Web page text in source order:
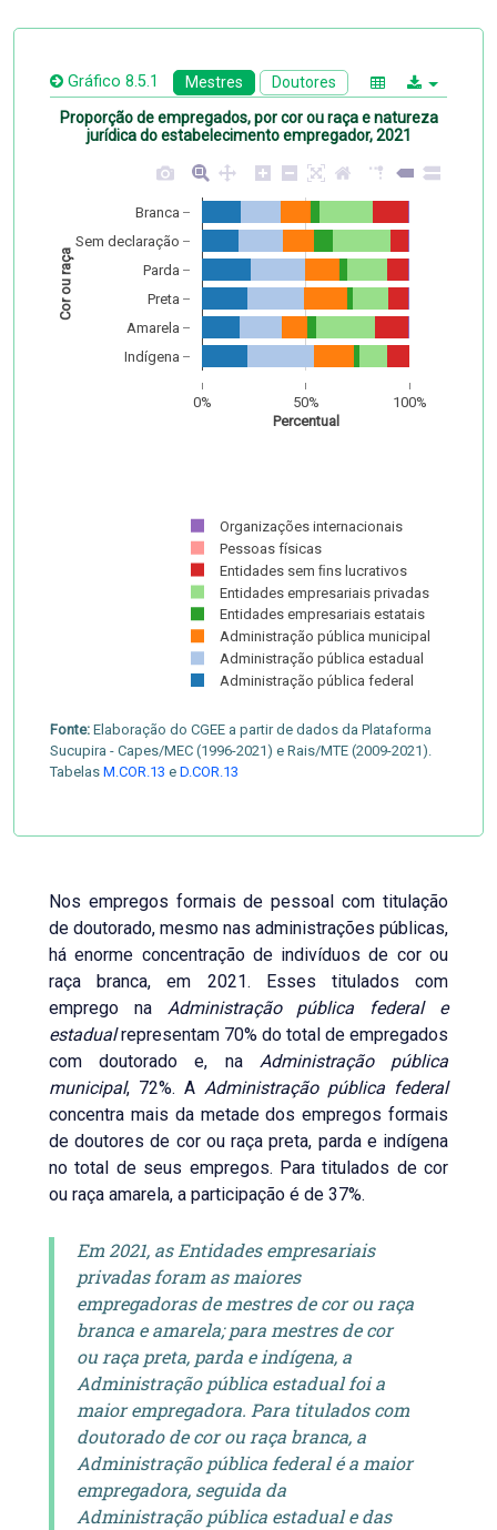
Gráfico 8.5.1 Mestres Doutores
Proporção de empregados, por cor ou raça e natureza
jurídica do estabelecimento empregador, 2021
0% 50% 100%
Indígena
Amarela
Preta
Parda
Sem declaração
Branca
Organizações internacionais
Pessoas físicas
Entidades sem ﬁns lucrativos
Entidades empresariais privadas
Entidades empresariais estatais
Administração pública municipal
Administração pública estadual
Administração pública federal
Percentual
Cor ou raça
Fonte: Elaboração do CGEE a partir de dados da Plataforma
Sucupira - Capes/MEC (1996-2021) e Rais/MTE (2009-2021).
Tabelas M.COR.13 e D.COR.13
Nos empregos formais de pessoal com titulação
de doutorado, mesmo nas administrações públicas,
há enorme concentração de indivíduos de cor ou
raça branca, em 2021. Esses titulados com
emprego na Administração pública federal e
estadualrepresentam 70% do total de empregados
com doutorado e, na Administração pública
municipal, 72%. A Administração pública federal
concentra mais da metade dos empregos formais
de doutores de cor ou raça preta, parda e indígena
no total de seus empregos. Para titulados de cor
ou raça amarela, a participação é de 37%.
Em 2021, as Entidades empresariais
privadas foram as maiores
empregadoras de mestres de cor ou raça
branca e amarela; para mestres de cor
ou raça preta, parda e indígena, a
Administração pública estadual foi a
maior empregadora. Para titulados com
doutorado de cor ou raça branca, a
Administração pública federal é a maior
empregadora, seguida da
Administração pública estadual e das